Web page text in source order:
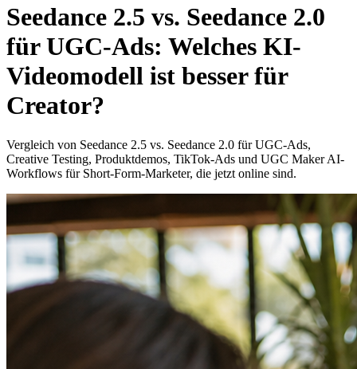
Seedance 2.5 vs. Seedance 2.0
für UGC-Ads: Welches KI-
Videomodell ist besser für
Creator?
Vergleich von Seedance 2.5 vs. Seedance 2.0 für UGC-Ads,
Creative Testing, Produktdemos, TikTok-Ads und UGC Maker AI-
Workflows für Short-Form-Marketer, die jetzt online sind.